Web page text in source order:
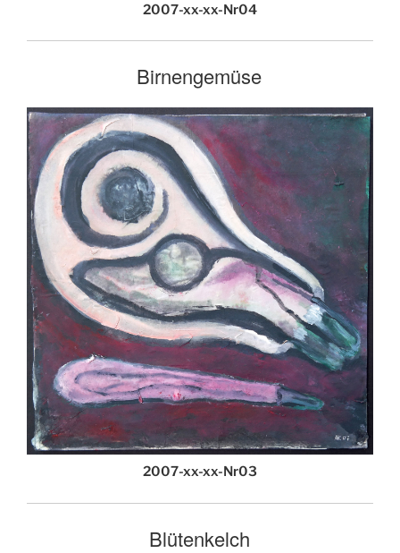
2007-xx-xx-Nr04
Birnengemüse
2007-xx-xx-Nr03
Blütenkelch